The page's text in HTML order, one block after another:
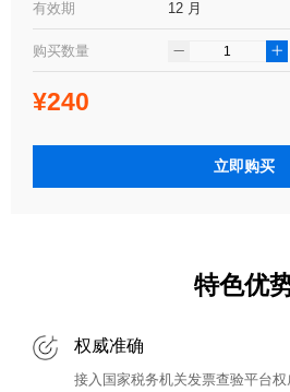
有效期 12 月
购买数量
¥240
立即购买
特色优
权威准确
接入国家税务机关发票查验平台